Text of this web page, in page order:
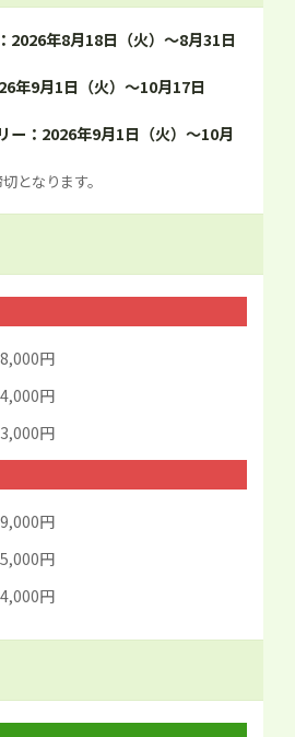
2026年8月18日（火）～8月31日
年9月1日（火）～10月17日
ー：2026年9月1日（火）～10月
となります。
8,000円
4,000円
3,000円
9,000円
5,000円
4,000円